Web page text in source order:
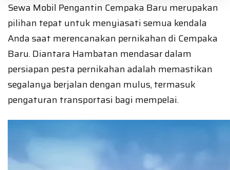
Sewa Mobil Pengantin Cempaka Baru merupakan
pilihan tepat untuk menyiasati semua kendala
Anda saat merencanakan pernikahan di Cempaka
Baru. Diantara Hambatan mendasar dalam
persiapan pesta pernikahan adalah memastikan
segalanya berjalan dengan mulus, termasuk
pengaturan transportasi bagi mempelai.